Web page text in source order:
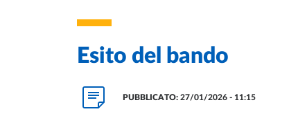
Esito del bando
PUBBLICATO: 27/01/2026 - 11:15